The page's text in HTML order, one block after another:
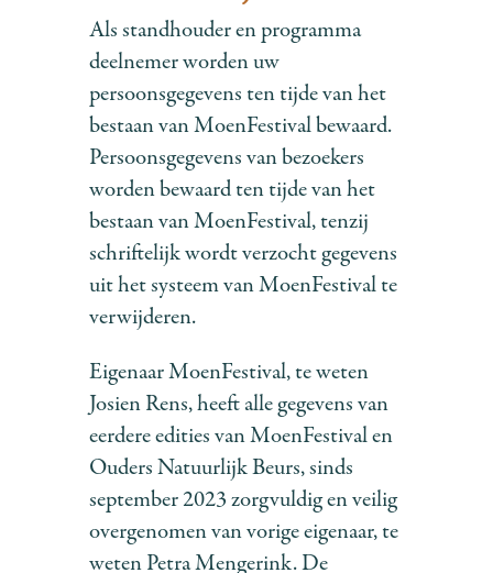
Als standhouder en programma
deelnemer worden uw
persoonsgegevens ten tijde van het
bestaan van MoenFestival bewaard.
Persoonsgegevens van bezoekers
worden bewaard ten tijde van het
bestaan van MoenFestival, tenzij
schriftelijk wordt verzocht gegevens
uit het systeem van MoenFestival te
verwijderen.
Eigenaar MoenFestival, te weten
Josien Rens, heeft alle gegevens van
eerdere edities van MoenFestival en
Ouders Natuurlijk Beurs, sinds
september 2023 zorgvuldig en veilig
overgenomen van vorige eigenaar, te
weten Petra Mengerink. De